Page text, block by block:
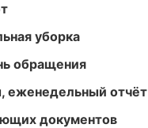
уборка
обращения
еженедельный отчёт
документов